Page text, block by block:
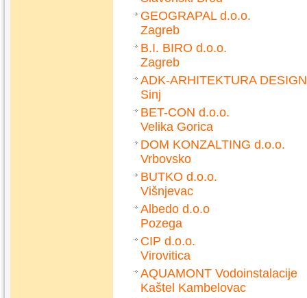
GEOGRAPAL d.o.o.
Zagreb
B.I. BIRO d.o.o.
Zagreb
ADK-ARHITEKTURA
Sinj
BET-CON d.o.o.
Velika Gorica
DOM KONZALTING d.o.o.
Vrbovsko
BUTKO d.o.o.
Višnjevac
Albedo d.o.o
Pozega
CIP d.o.o.
Virovitica
AQUAMONT Vodoinstalacije
Kaštel Kambelovac